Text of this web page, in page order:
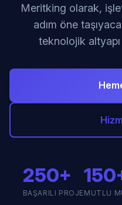
Meritking olarak,
adım öne
teknolojik
250+
BAŞARILI PROJE MUTLU